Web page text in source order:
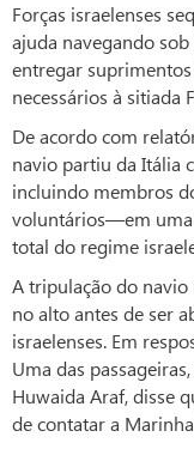
Forças israelenses
ajuda navegando
entregar
necessários à sitiada
De acordo com
navio partiu da Itália
incluindo membros
voluntários—em uma
total do regime
A tripulação do
no alto antes de ser
israelenses. Em
Uma das
Huwaida Araf, disse
de contatar a